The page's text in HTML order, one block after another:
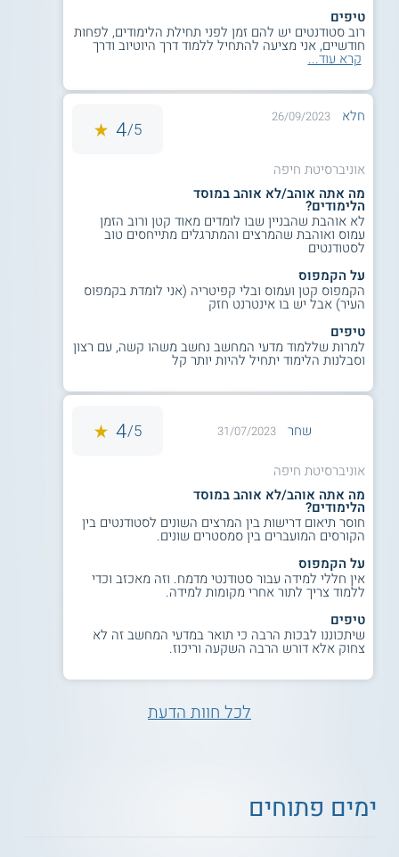
טיפים
רוב סטודנטים יש להם זמן לפני תחילת הלימודים, לפחות
חודשיים, אני מציעה להתחיל ללמוד דרך היוטיוב ודרך
קרא עוד...
חלא 26/09/2023
5/
4
אוניברסיטת חיפה
מה אתה אוהב/לא אוהב במוסד
הלימודים?
לא אוהבת שהבניין שבו לומדים מאוד קטן ורוב הזמן
עמוס ואוהבת שהמרצים והמתרגלים מתייחסים טוב
לסטודנטים
על הקמפוס
הקמפוס קטן ועמוס ובלי קפיטריה (אני לומדת בקמפוס
העיר) אבל יש בו אינטרנט חזק
טיפים
למרות שללמוד מדעי המחשב נחשב משהו קשה, עם רצון
וסבלנות הלימוד יתחיל להיות יותר קל
שחר 31/07/2023
5/
4
אוניברסיטת חיפה
מה אתה אוהב/לא אוהב במוסד
הלימודים?
חוסר תיאום דרישות בין המרצים השונים לסטודנטים בין
הקורסים המועברים בין סמסטרים שונים.
על הקמפוס
אין חללי למידה עבור סטודנטי מדמח. וזה מאכזב וכדי
ללמוד צריך לתור אחרי מקומות למידה.
טיפים
שיתכוננו לבכות הרבה כי תואר במדעי המחשב זה לא
צחוק אלא דורש הרבה השקעה וריכוז.
לכל חוות הדעת
ימים פתוחים